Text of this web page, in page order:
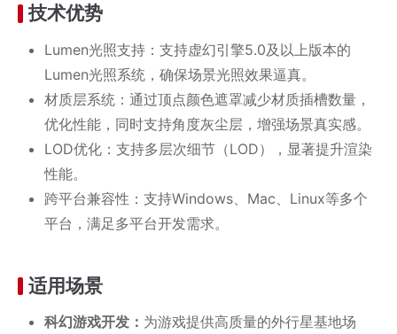
技术优势
Lumen光照支持：支持虚幻引擎5.0及以上版本的
Lumen光照系统，确保场景光照效果逼真。
材质层系统：通过顶点颜色遮罩减少材质插槽数量，
优化性能，同时支持角度灰尘层，增强场景真实感。
LOD优化：支持多层次细节（LOD），显著提升渲染
性能。
跨平台兼容性：支持Windows、Mac、Linux等多个
平台，满足多平台开发需求。
适用场景
科幻游戏开发： 为游戏提供高质量的外行星基地场